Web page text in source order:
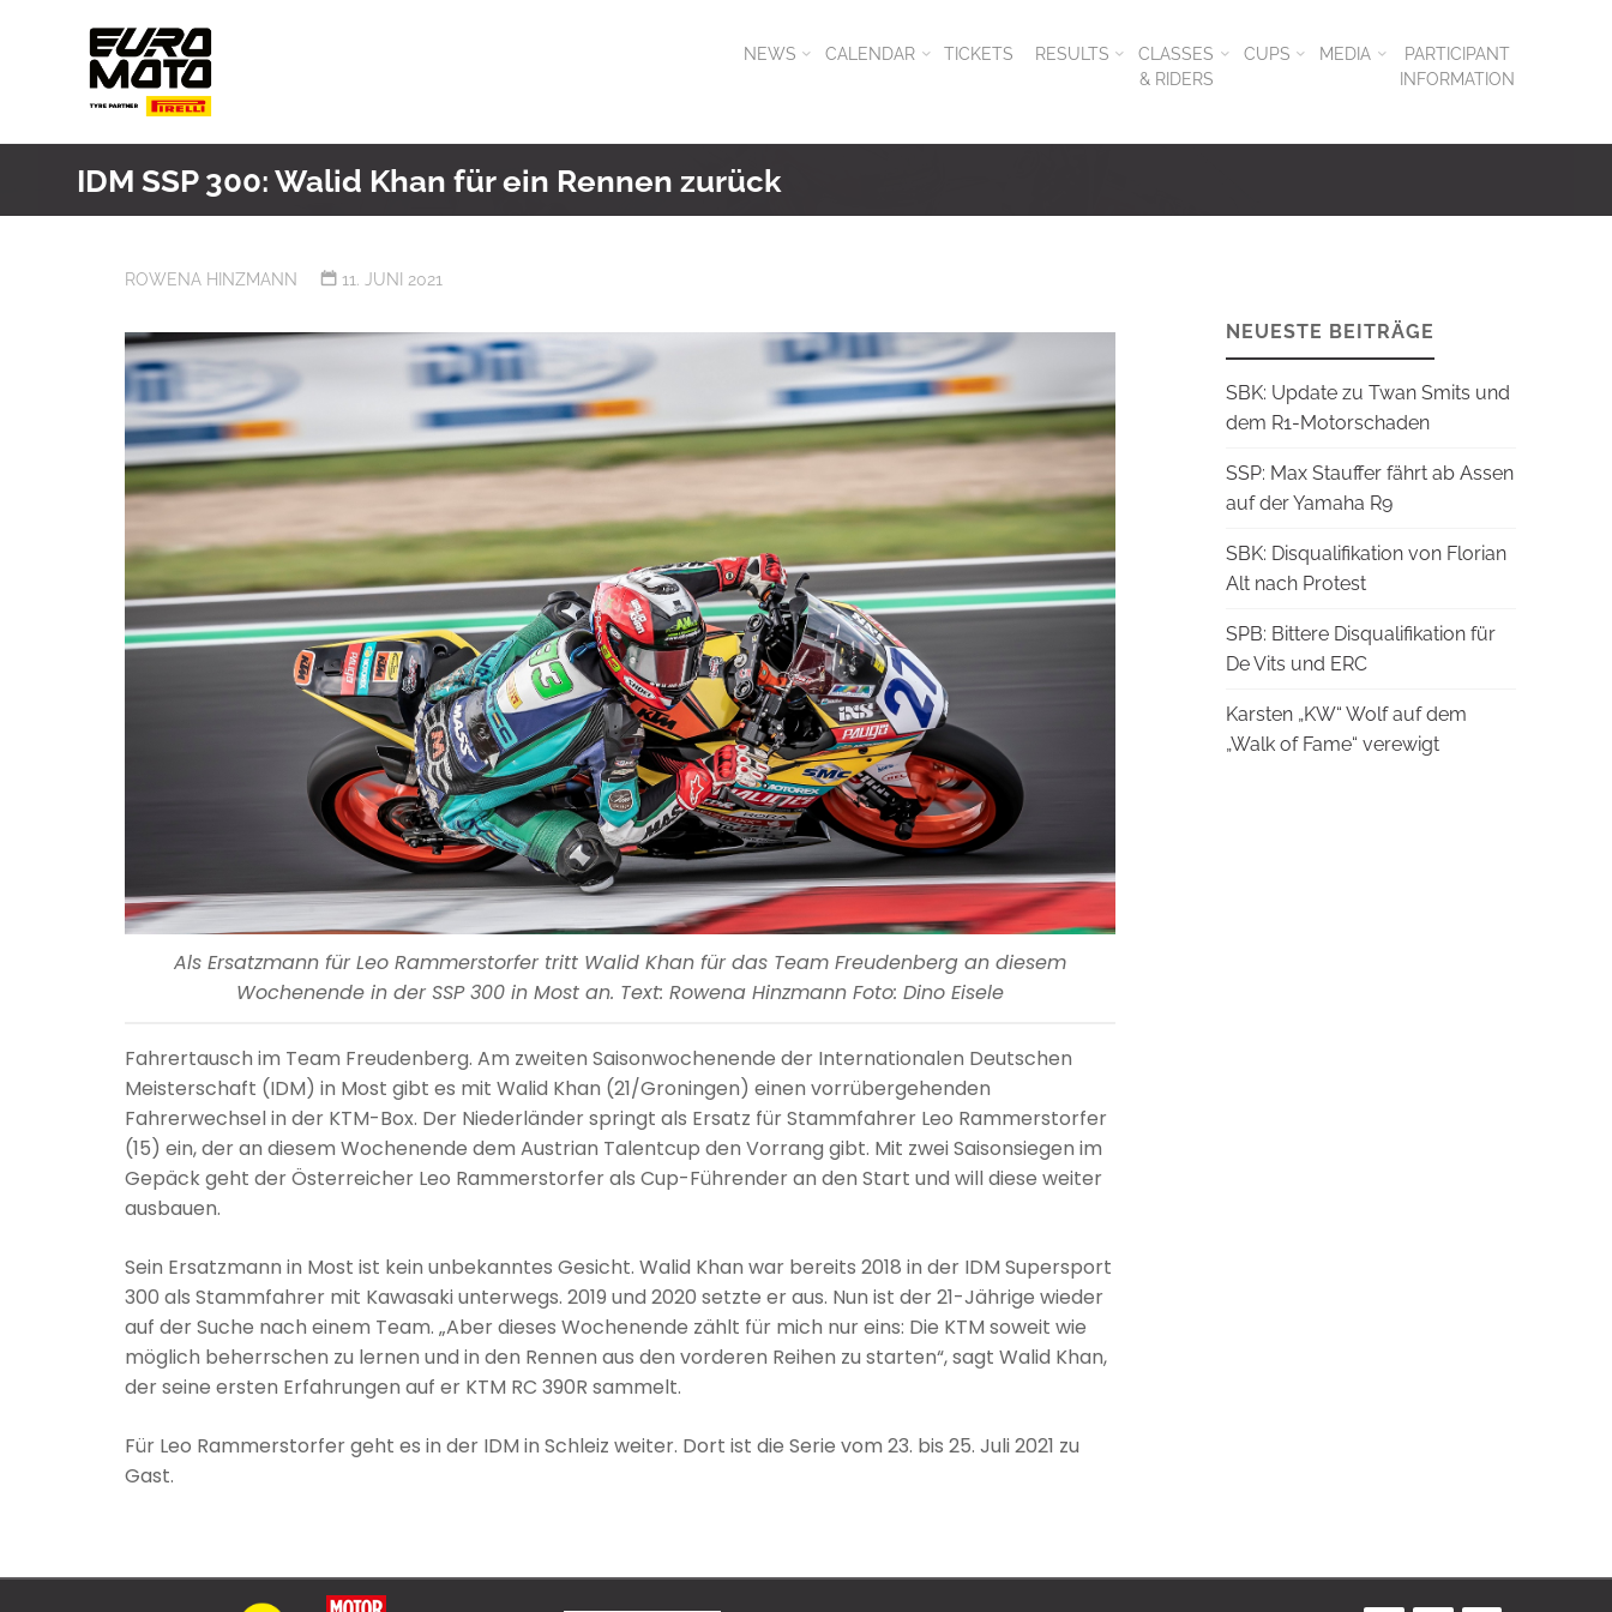
NEWS CALENDAR TICKETS RESULTS
CLASSES
& RIDERS
CUPS MEDIA
PARTICIPANT
INFORMATION
IDM SSP 300: Walid Khan für ein Rennen zurück
ROWENA HINZMANN 11. JUNI 2021
Als Ersatzmann für Leo Rammerstorfer tritt Walid Khan für das Team Freudenberg an diesem
Wochenende in der SSP 300 in Most an. Text: Rowena Hinzmann Foto: Dino Eisele
Fahrertausch im Team Freudenberg. Am zweiten Saisonwochenende der Internationalen Deutschen
Meisterschaft (IDM) in Most gibt es mit Walid Khan (21/Groningen) einen vorrübergehenden
Fahrerwechsel in der KTM-Box. Der Niederländer springt als Ersatz für Stammfahrer Leo Rammerstorfer
(15) ein, der an diesem Wochenende dem Austrian Talentcup den Vorrang gibt. Mit zwei Saisonsiegen im
Gepäck geht der Österreicher Leo Rammerstorfer als Cup-Führender an den Start und will diese weiter
ausbauen.
Sein Ersatzmann in Most ist kein unbekanntes Gesicht. Walid Khan war bereits 2018 in der IDM Supersport
300 als Stammfahrer mit Kawasaki unterwegs. 2019 und 2020 setzte er aus. Nun ist der 21-Jährige wieder
auf der Suche nach einem Team. „Aber dieses Wochenende zählt für mich nur eins: Die KTM soweit wie
möglich beherrschen zu lernen und in den Rennen aus den vorderen Reihen zu starten“, sagt Walid Khan,
der seine ersten Erfahrungen auf er KTM RC 390R sammelt.
Für Leo Rammerstorfer geht es in der IDM in Schleiz weiter. Dort ist die Serie vom 23. bis 25. Juli 2021 zu
Gast.
NEUESTE BEITRÄGE
SBK: Update zu Twan Smits und
dem R1-Motorschaden
SSP: Max Stauffer fährt ab Assen
auf der Yamaha R9
SBK: Disqualifikation von Florian
Alt nach Protest
SPB: Bittere Disqualifikation für
De Vits und ERC
Karsten „KW“ Wolf auf dem
„Walk of Fame“ verewigt